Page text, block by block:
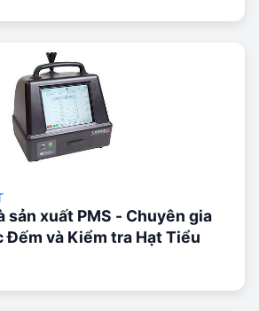
sản xuất PMS - Chuyên gia
và Kiểm tra Hạt Tiểu